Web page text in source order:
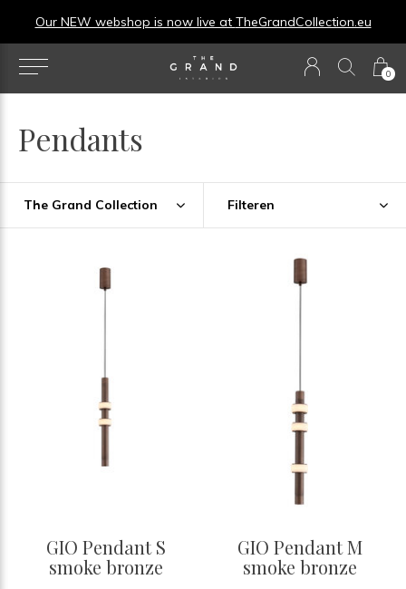
0
Our NEW webshop is now live at TheGrandCollection.eu
Pendants
The Grand Collection Filteren
GIO Pendant S
smoke bronze
GIO Pendant M
smoke bronze